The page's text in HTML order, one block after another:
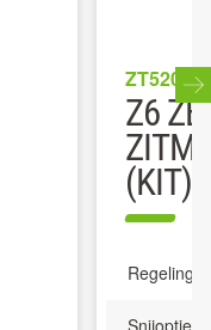
Z6
(KIT)
Regeling
Snijopties